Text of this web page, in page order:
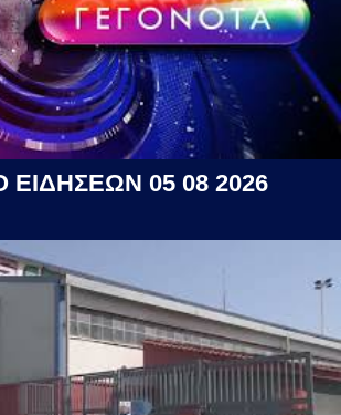
ΕΙΔΗΣΕΩΝ 05 08 2026